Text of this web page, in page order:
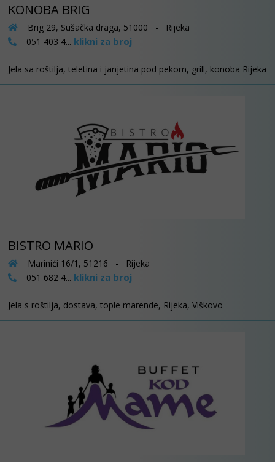
KONOBA BRIG
Brig 29, Sušačka draga, 51000 - Rijeka
051 403 4... klikni za broj
Jela sa roštilja, teletina i janjetina pod pekom, grill, konoba Rijeka
BISTRO MARIO
Marinići 16/1, 51216 - Rijeka
051 682 4... klikni za broj
Jela s roštilja, dostava, tople marende, Rijeka, Viškovo